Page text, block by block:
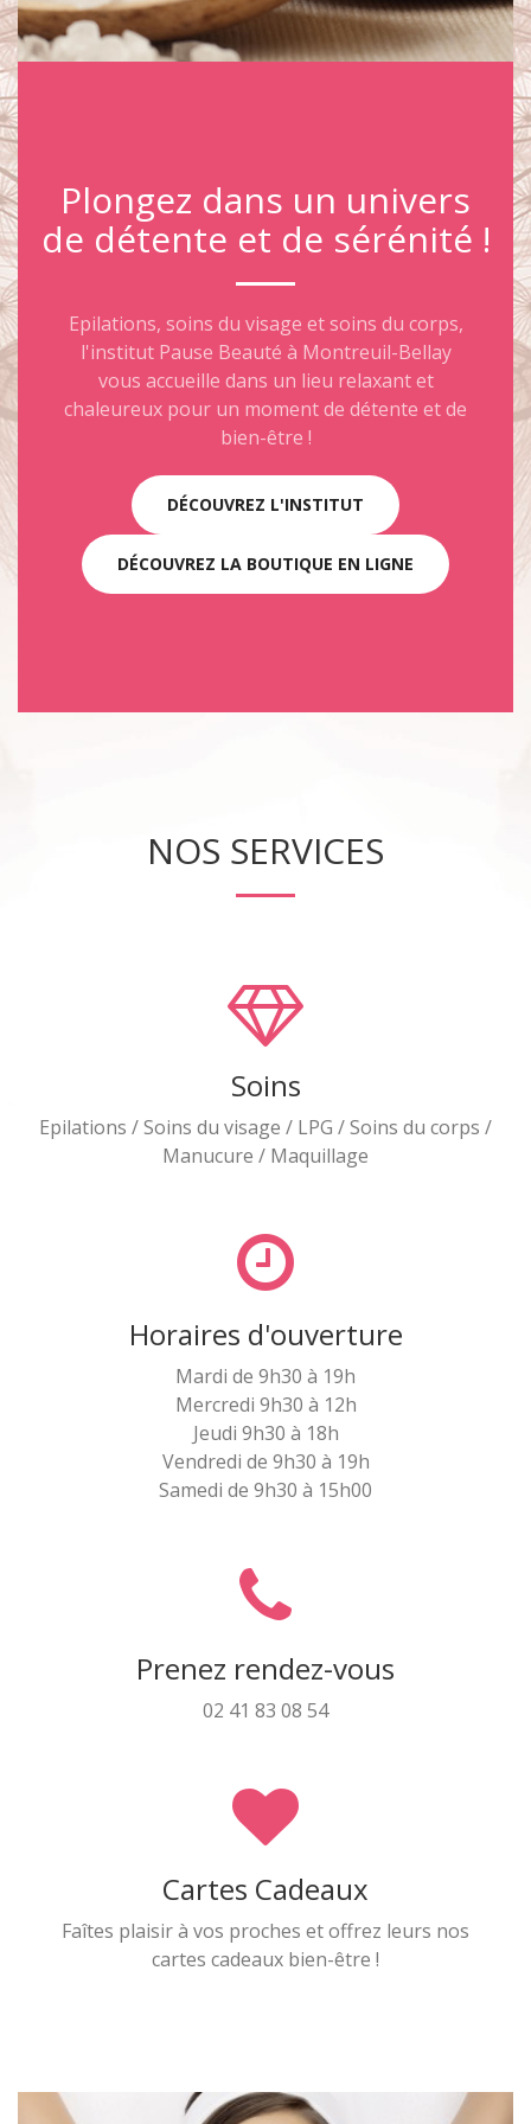
Plongez dans un univers
de détente et de sérénité !
Epilations, soins du visage et soins du corps,
l'institut Pause Beauté à Montreuil-Bellay
vous accueille dans un lieu relaxant et
chaleureux pour un moment de détente et de
bien-être !
DÉCOUVREZ L'INSTITUT
DÉCOUVREZ LA BOUTIQUE EN LIGNE
NOS SERVICES
Soins
Epilations / Soins du visage / LPG / Soins du corps /
Manucure / Maquillage
Horaires d'ouverture
Mardi de 9h30 à 19h
Mercredi 9h30 à 12h
Jeudi 9h30 à 18h
Vendredi de 9h30 à 19h
Samedi de 9h30 à 15h00
Prenez rendez-vous
02 41 83 08 54
Cartes Cadeaux
Faîtes plaisir à vos proches et offrez leurs nos
cartes cadeaux bien-être !